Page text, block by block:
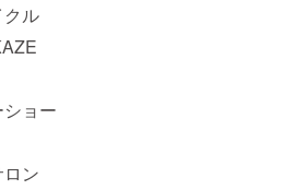
ル
ョー
ン